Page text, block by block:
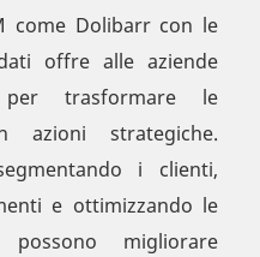
come Dolibarr con le
offre alle aziende
per trasformare le
azioni strategiche.
i clienti,
e ottimizzando le
migliorare